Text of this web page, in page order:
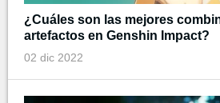
¿Cuáles son las mejores
artefactos en Genshin Impact?
02 dic 2022